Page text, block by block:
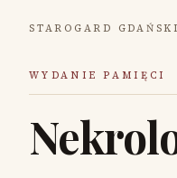
STAROGARD GDAŃSKI
WYDANIE PAMIĘCI